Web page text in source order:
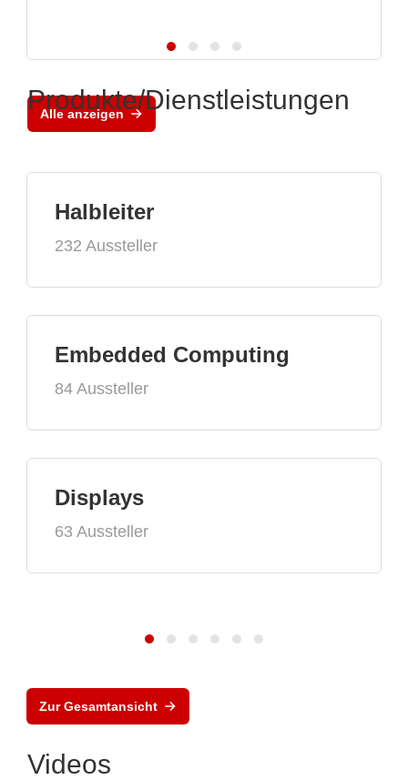
Alle anzeigen
Produkte/Dienstleistungen
Halbleiter
232 Aussteller
Embedded Computing
84 Aussteller
Displays
63 Aussteller
Zur Gesamtansicht
Videos